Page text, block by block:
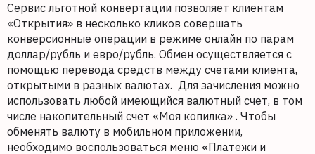
Сервис льготной конвертации позволяет клиентам
«Открытия» в несколько кликов совершать
конверсионные операции в режиме онлайн по парам
доллар/рубль и евро/рубль. Обмен осуществляется с
помощью перевода средств между счетами клиента,
открытыми в разных валютах. Для зачисления можно
использовать любой имеющийся валютный счет, в том
числе накопительный счет «Моя копилка» . Чтобы
обменять валюту в мобильном приложении,
необходимо воспользоваться меню «Платежи и